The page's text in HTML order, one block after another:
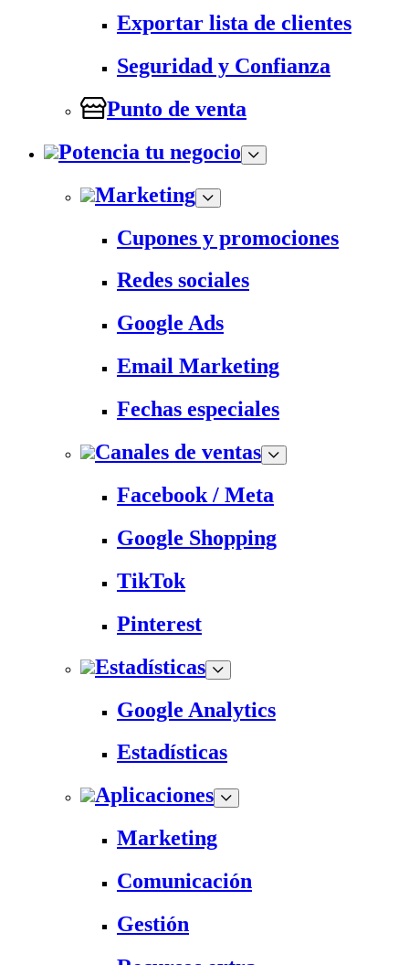
Exportar lista de clientes
Seguridad y Confianza
Punto de venta
Potencia tu negocio
Marketing
Cupones y promociones
Redes sociales
Google Ads
Email Marketing
Fechas especiales
Canales de ventas
Facebook / Meta
Google Shopping
TikTok
Pinterest
Estadísticas
Google Analytics
Estadísticas
Aplicaciones
Marketing
Comunicación
Gestión